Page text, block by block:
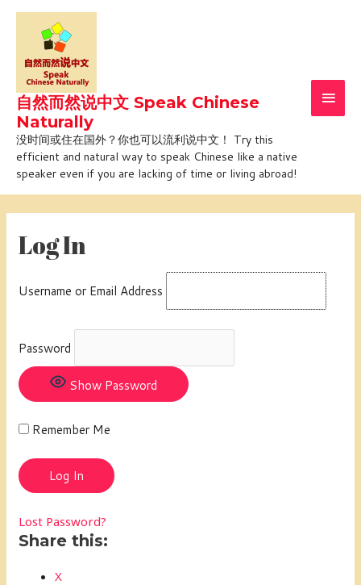
Skip
content
自然而然说中文 Speak Chinese
Naturally
没时间或住在国外？你也可以流利说中文！ Try this
efficient and natural way to speak Chinese like a native
speaker even if you are lacking of time or living abroad!
Log In
Username or Email Address
Password
Show Password
Remember Me
Lost Password?
Share this:
X